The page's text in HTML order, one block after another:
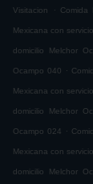
Visitacion . Comida
Mexicana con
domicilio Melchor
Ocampo 040 .
Mexicana con
domicilio Melchor
Ocampo 024 .
Mexicana con
domicilio Melchor